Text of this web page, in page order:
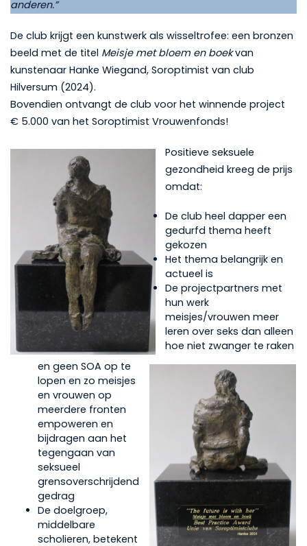
anderen.”
De club krijgt een kunstwerk als wisseltrofee: een bronzen
beeld met de titel Meisje met bloem en boekvan
kunstenaar Hanke Wiegand, Soroptimist van club
Hilversum (2024).
Bovendien ontvangt de club voor het winnende project
€ 5.000 van het Soroptimist Vrouwenfonds!
Positieve seksuele
gezondheid kreeg de prijs
omdat:
De club heel dapper een
gedurfd thema heeft
gekozen
Het thema belangrijk en
actueel is
De projectpartners met
hun werk
meisjes/vrouwen meer
leren over seks dan alleen
hoe niet zwanger te raken
en geen SOA op te
lopen en zo meisjes
en vrouwen op
meerdere fronten
empoweren en
bijdragen aan het
tegengaan van
seksueel
grensoverschrijdend
gedrag
De doelgroep,
middelbare
scholieren, betekent